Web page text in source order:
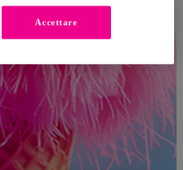
Accettare